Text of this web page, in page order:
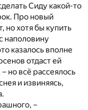
Сиду какой-то
Про новый
но хотя бы купить
наполовину
казалось вполне
отдаст ей
но всё рассеялось
и извиняясь,
–